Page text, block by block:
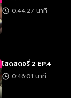
0:44:27 นาที
โสดสตอรี่ 2 EP.4
0:46:01 นาที